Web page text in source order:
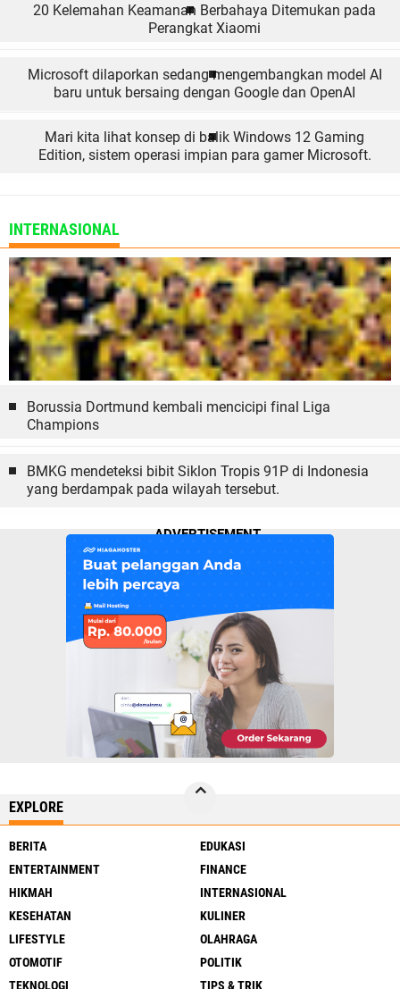
20 Kelemahan Keamanan Berbahaya Ditemukan pada
Perangkat Xiaomi
Microsoft dilaporkan sedang mengembangkan model AI
baru untuk bersaing dengan Google dan OpenAI
Mari kita lihat konsep di balik Windows 12 Gaming
Edition, sistem operasi impian para gamer Microsoft.
INTERNASIONAL
Borussia Dortmund kembali mencicipi final Liga
Champions
BMKG mendeteksi bibit Siklon Tropis 91P di Indonesia
yang berdampak pada wilayah tersebut.
ADVERTISEMENT
EXPLORE
BERITA
EDUKASI
ENTERTAINMENT
FINANCE
HIKMAH
INTERNASIONAL
KESEHATAN
KULINER
LIFESTYLE
OLAHRAGA
OTOMOTIF
POLITIK
TEKNOLOGI
TIPS & TRIK